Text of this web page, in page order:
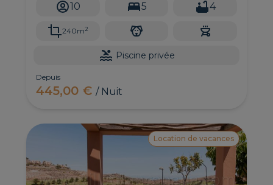
10 5 4
240m2
Piscine privée
Depuis
445,00 €/ Nuit
Location de vacances